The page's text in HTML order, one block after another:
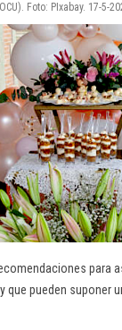
Foto: PIxabay. 17-5-
pueden suponer